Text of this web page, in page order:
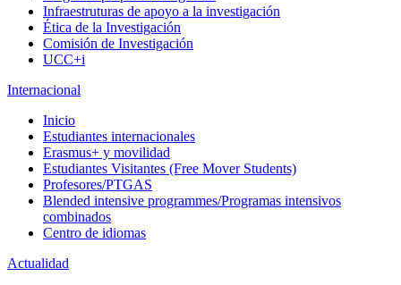
Infraestruturas de apoyo a la investigación
Ética de la Investigación
Comisión de Investigación
UCC+i
Internacional
Inicio
Estudiantes internacionales
Erasmus+ y movilidad
Estudiantes Visitantes (Free Mover Students)
Profesores/PTGAS
Blended intensive programmes/Programas intensivos
combinados
Centro de idiomas
Actualidad